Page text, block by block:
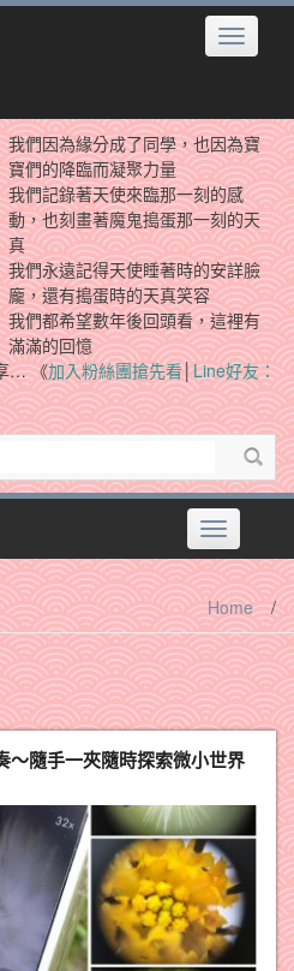
Toggle
我們因為緣分成了同學，也因為寶
寶們的降臨而凝聚力量
我們記錄著天使來臨那一刻的感
動，也刻畫著魔鬼搗蛋那一刻的天
真
我們永遠記得天使睡著時的安詳臉
龐，還有搗蛋時的天真笑容
我們都希望數年後回頭看，這裡有
滿滿的回憶
… 《加入粉絲團搶先看│Line好友：
Toggle
navigation
Home /
～隨手一夾隨時探索微小世界